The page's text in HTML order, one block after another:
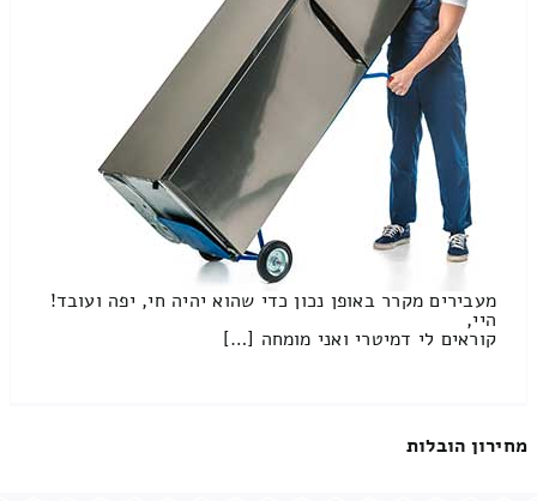
מעבירים מקרר באופן נכון כדי שהוא יהיה חי, יפה ועובד!
היי,
קוראים לי דמיטרי ואני מומחה […]
מחירון הובלות